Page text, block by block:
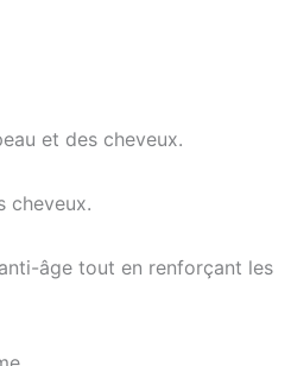
et des cheveux.
cheveux.
âge tout en renforçant les